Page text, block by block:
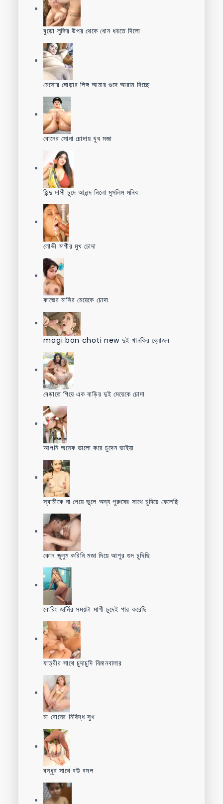
বুড়ো লুঙ্গির উপর থেকে ধোন ধরতে দিলো
মেসোর ঘোড়ার লিঙ্গ আমার গুদে আরাম দিচ্ছে
বোনের সোনা চোদায় খুব মজা
হিন্দু দাসী চুদে আনন্দ নিলো মুসলিম মনিব
লোভী মাগীর মুখ চোদা
কাজের মাসির মেয়েকে চোদা
magi bon choti new দুই খানকির ব্লোজব
বেড়াতে গিয়ে এক বাড়ির দুই মেয়েকে চোদা
আপনি অনেক ভালো করে চুদেন ভাইয়া
স্বামীকে না পেয়ে ভুলে অন্য পুরুষের সাথে চুদিয়ে ফেলেছি
কোন জুলুম করিনি মজা দিয়ে আপুর গুদ চুদিছি
বোরিং জার্নির সময়টা মাগী চুদেই পার করেছি
যাত্রীর সাথে চুদাচুদি বিমানবালার
মা বোনের নিষিদ্ধ সুখ
বন্ধুর সাথে বউ বদল